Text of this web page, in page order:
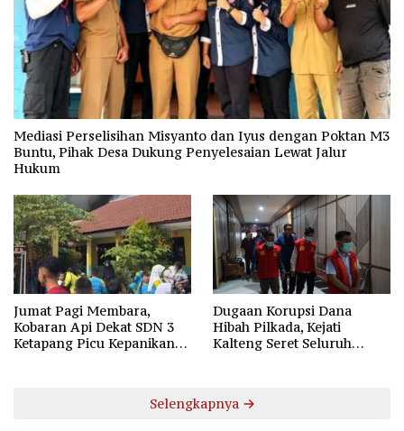
Mediasi Perselisihan Misyanto dan Iyus dengan Poktan M3
Buntu, Pihak Desa Dukung Penyelesaian Lewat Jalur
Hukum
Jumat Pagi Membara,
Kobaran Api Dekat SDN 3
Ketapang Picu Kepanikan
Dugaan Korupsi Dana
Hibah Pilkada, Kejati
Kalteng Seret Seluruh
Selengkapnya